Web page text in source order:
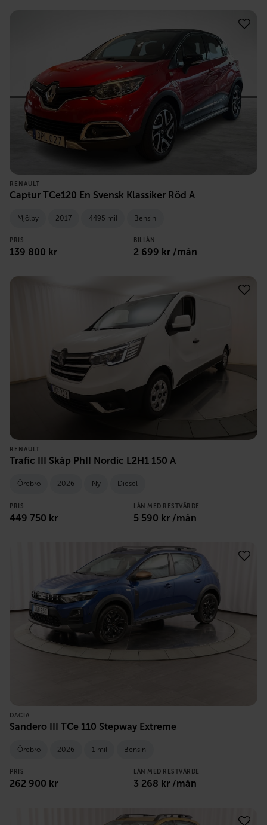
RENAULT
Captur TCe120 En Svensk Klassiker Röd A
Mjölby 2017 4495 mil Bensin
PRIS
139 800 kr
BILLÅN
2 699 kr /mån
RENAULT
Trafic III Skåp PhII Nordic L2H1 150 A
Örebro 2026 Ny Diesel
PRIS
449 750 kr
LÅN MED RESTVÄRDE
5 590 kr /mån
DACIA
Sandero III TCe 110 Stepway Extreme
Örebro 2026 1 mil Bensin
PRIS
262 900 kr
LÅN MED RESTVÄRDE
3 268 kr /mån